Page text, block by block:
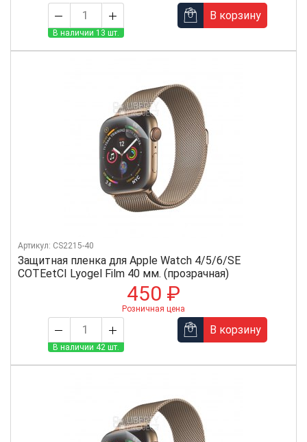
В наличии 13 шт.
В корзину
Защитная пленка для Apple Watch 4/5/6/SE
COTEetCI Lyogel Film 40 мм. (прозрачная)
Артикул: CS2215-40
450 ₽
Розничная цена
В наличии 42 шт.
В корзину